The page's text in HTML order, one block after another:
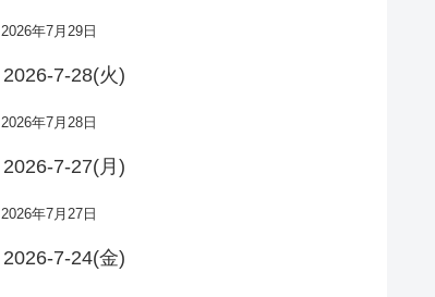
2026年7月29日
2026-7-28(火)
2026年7月28日
2026-7-27(月)
2026年7月27日
2026-7-24(金)